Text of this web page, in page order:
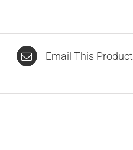
Email This Product